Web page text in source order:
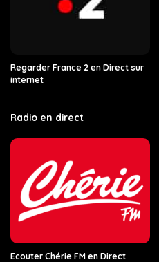
Regarder France 2 en Direct sur
internet
Radio en direct
Ecouter Chérie FM en Direct